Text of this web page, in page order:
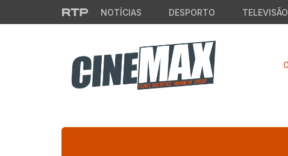
Saltar para o conteúdo principal
NOTÍCIAS DESPORTO TELEVISÃO